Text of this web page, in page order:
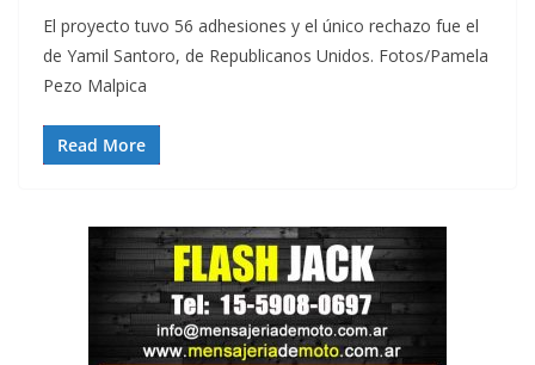
El proyecto tuvo 56 adhesiones y el único rechazo fue el
de Yamil Santoro, de Republicanos Unidos. Fotos/Pamela
Pezo Malpica
Read More